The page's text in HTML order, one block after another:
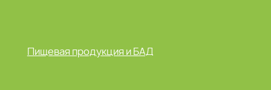
Пищевая продукция и БАД